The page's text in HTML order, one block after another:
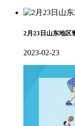
2月23日山东地区
2023-02-23